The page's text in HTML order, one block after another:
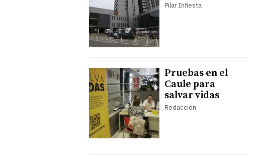
Pilar Infiesta
Pruebas en el
Caule para
salvar vidas
Redacción